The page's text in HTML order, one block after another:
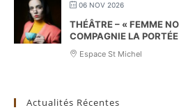
06 NOV 2026
THÉÂTRE – « FEMME
COMPAGNIE LA PORTÉE
Espace St Michel
Actualités Récentes